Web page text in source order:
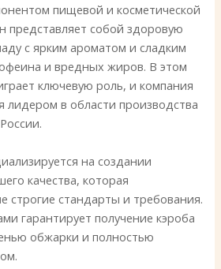
пищевой и косметической
собой здоровую
с ярким ароматом и сладким
и вредных жиров. В этом
ключевую роль, и компания
лидером в области производства
на создании
качества, которая
строгие стандарты и требования.
гарантирует получение кэроба
обжарки и полностью